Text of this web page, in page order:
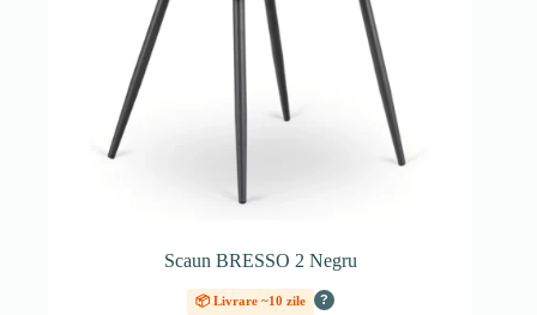
Scaun BRESSO 2 Negru
📦 Livrare ~10 zile ?